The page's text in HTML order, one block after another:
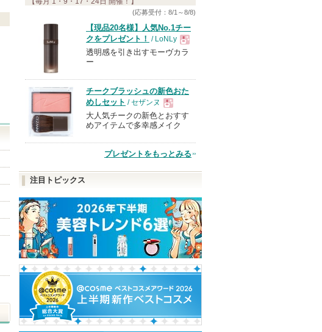
(応募受付：8/1～8/8)
【現品20名様】人気No.1チー
クをプレゼント！ / LoNLy
現
品
透明感を引き出すモーヴカラ
ー
チークブラッシュの新色おた
めしセット / セザンヌ
現
品
大人気チークの新色とおすす
めアイテムで多幸感メイク
プレゼントをもっとみる
注目トピックス